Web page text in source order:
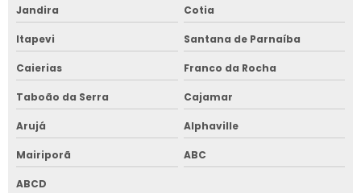
Jandira Cotia
Itapevi Santana de Parnaíba
Caierias Franco da Rocha
Taboão da Serra Cajamar
Arujá Alphaville
Mairiporã ABC
ABCD